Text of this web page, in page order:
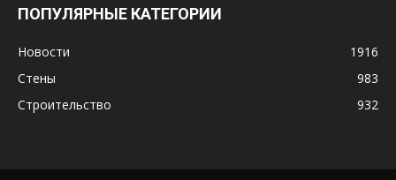
ПОПУЛЯРНЫЕ КАТЕГОРИИ
Новости
1916
Стены
983
Строительство
932